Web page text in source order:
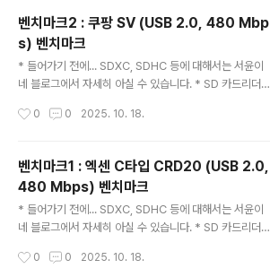
인지, 삼성 SD카드 때문인지 모르기 때문에 일단 중단하
고, 나중에 다시 하기로 함.일단 확인된 현상은... 이게 정상
속도입니다. 하지만 일단 과열되면, 아래처럼 최고속도가
반토막 납니다.
벤치마크2 : 쿠팡 SV (USB 2.0, 480 Mbp
s) 벤치마크
* 들어가기 전에... SDXC, SDHC 등에 대해서는 서윤이
네 블로그에서 자세히 아실 수 있습니다. * SD 카드리더기
크린샷에 나타난 SD 카드 용량 표기에 오류가 있습니다.
니다. 벤치마크2 : 쿠팡 SV (USB 2.0, 480 Mbps) 벤치
마크쿠팡SV
0 0 2025. 10. 18.
벤치마크1 : 엑센 C타입 CRD20 (USB 2.0,
480 Mbps) 벤치마크
* 들어가기 전에... SDXC, SDHC 등에 대해서는 서윤이
네 블로그에서 자세히 아실 수 있습니다. * SD 카드리더기
D 카드 용량 표기에 오류가 있습니다. 다 끝나고 나서 알아
0 0 2025. 10. 18.